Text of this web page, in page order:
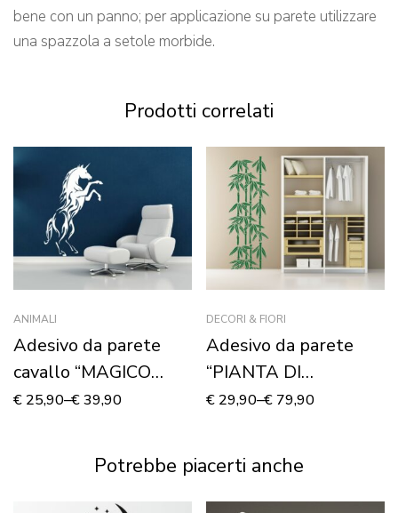
bene con un panno; per applicazione su parete utilizzare
una spazzola a setole morbide.
Prodotti correlati
ANIMALI
Adesivo da parete
cavallo “MAGICO
UNICORNO”
€ 25,90–€39,90
DECORI & FIORI
Adesivo da parete
“PIANTA DI
BAMBOO”
€ 29,90–€ 79,90
Potrebbe piacerti anche